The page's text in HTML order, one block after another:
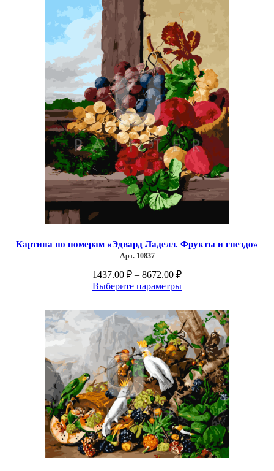
Картина по номерам «Эдвард Ладелл. Фрукты и гнездо»
Арт. 10837
1437.00 ₽ – 8672.00 ₽Диапазон
цен:
8672.00 ₽
Выберите параметрыЭтот
несколько
вариаций.
Опции
можно
выбрать
на
странице
товара.